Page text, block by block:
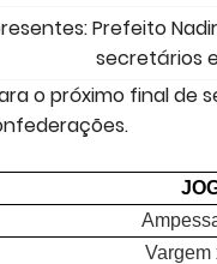
Prefeito
secretários
o próximo final de
Vargem